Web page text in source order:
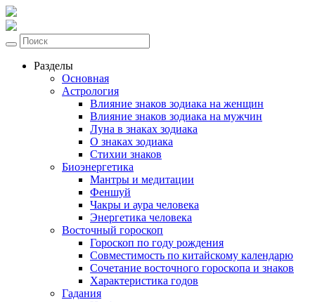
Разделы
Основная
Астрология
Влияние знаков зодиака на женщин
Влияние знаков зодиака на мужчин
Луна в знаках зодиака
О знаках зодиака
Стихии знаков
Биоэнергетика
Мантры и медитации
Феншуй
Чакры и аура человека
Энергетика человека
Восточный гороскоп
Гороскоп по году рождения
Совместимость по китайскому календарю
Сочетание восточного гороскопа и знаков
Характеристика годов
Гадания